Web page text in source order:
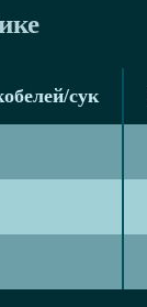
сук
сук